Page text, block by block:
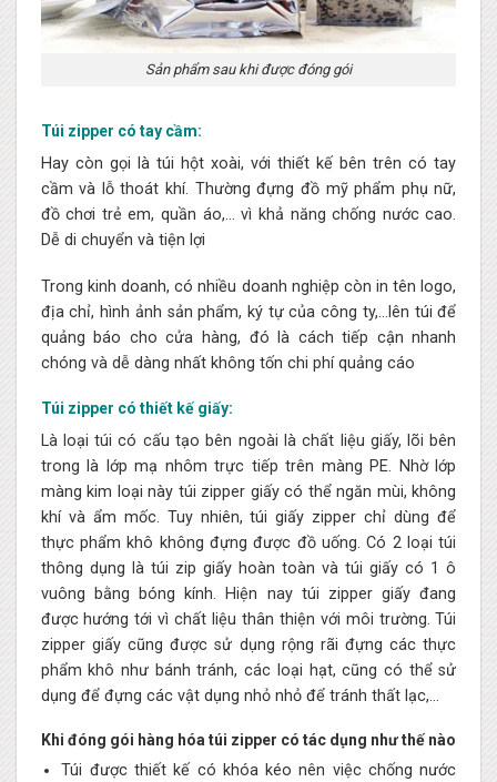
Sản phẩm sau khi được đóng gói
Túi zipper có tay cầm:
Hay còn gọi là túi hột xoài, với thiết kế bên trên có tay
cầm và lỗ thoát khí. Thường đựng đồ mỹ phẩm phụ nữ,
đồ chơi trẻ em, quần áo,… vì khả năng chống nước cao.
Dễ di chuyển và tiện lợi
Trong kinh doanh, có nhiều doanh nghiệp còn in tên logo,
địa chỉ, hình ảnh sản phẩm, ký tự của công ty,…lên túi để
quảng báo cho cửa hàng, đó là cách tiếp cận nhanh
chóng và dễ dàng nhất không tốn chi phí quảng cáo
Túi zipper có thiết kế giấy:
Là loại túi có cấu tạo bên ngoài là chất liệu giấy, lõi bên
trong là lớp mạ nhôm trực tiếp trên màng PE. Nhờ lớp
màng kim loại này túi zipper giấy có thể ngăn mùi, không
khí và ẩm mốc. Tuy nhiên, túi giấy zipper chỉ dùng để
thực phẩm khô không đựng được đồ uống. Có 2 loại túi
thông dụng là túi zip giấy hoàn toàn và túi giấy có 1 ô
vuông bằng bóng kính. Hiện nay túi zipper giấy đang
được hướng tới vì chất liệu thân thiện với môi trường. Túi
zipper giấy cũng được sử dụng rộng rãi đựng các thực
phẩm khô như bánh tránh, các loại hạt, cũng có thể sử
dụng để đựng các vật dụng nhỏ nhỏ để tránh thất lạc,…
Khi đóng gói hàng hóa túi zipper có tác dụng như thế nào
Túi được thiết kế có khóa kéo nên việc chống nước